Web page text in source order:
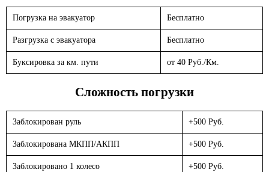
Погрузка на эвакуатор Бесплатно
Разгрузка с эвакуатора Бесплатно
Буксировка за км. пути от 40 Руб./Км.
Сложность погрузки
Заблокирован руль +500 Руб.
Заблокирована МКПП/АКПП +500 Руб.
Заблокировано 1 колесо +500 Руб.